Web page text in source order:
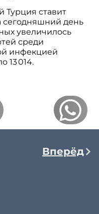
Турция ставит
сегодняшний день
увеличилось
среди
инфекцией
13 014.
Вперёд